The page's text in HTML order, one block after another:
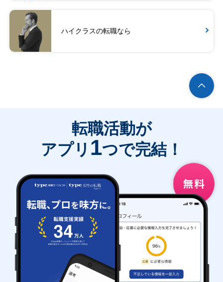
ハイクラスの転職なら
転職活動が
アプリ 1つで完結！